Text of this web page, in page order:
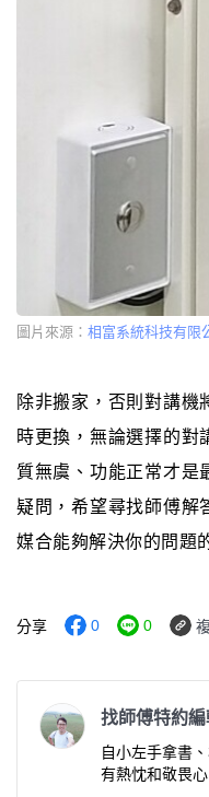
圖片來源： 相富系統科技有限
除非搬家，否則對講機
時更換，無論選擇的對
質無虞、功能正常才是
疑問，希望尋找師傅解
媒合能夠解決你的問題
分享 0 0
找師傅特約
自小左手拿書
有熱忱和敬畏心